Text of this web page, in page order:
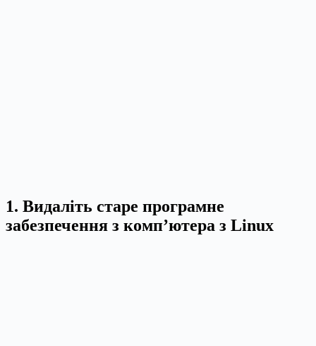
1. Видаліть старе програмне
забезпечення з комп’ютера з Linux